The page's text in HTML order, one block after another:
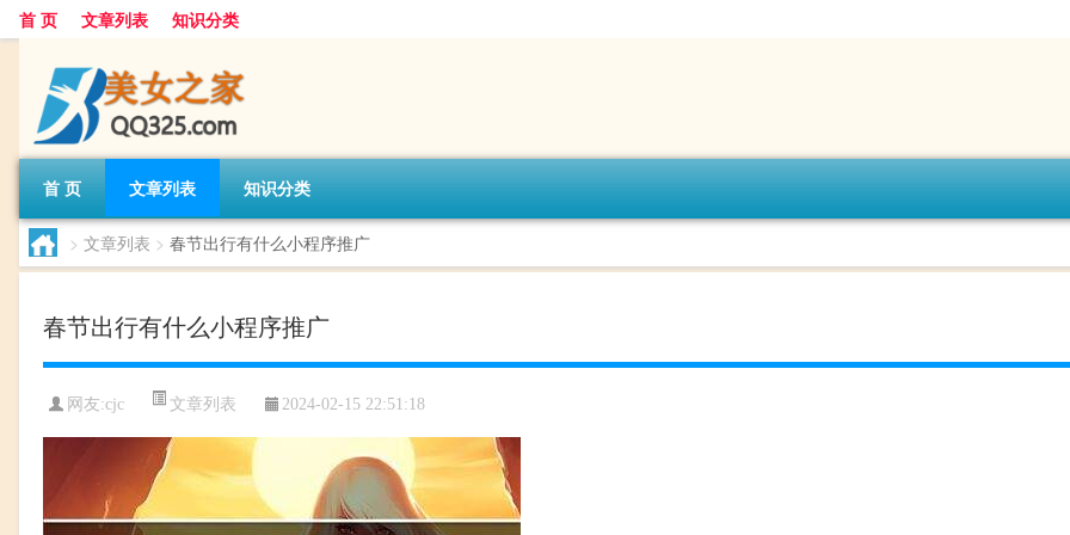
首 页 文章列表 知识分类
首 页 文章列表 知识分类
> 文章列表 > 春节出行有什么小程序推广
春节出行有什么小程序推广
网友:cjc 文章列表 2024-02-15 22:51:18